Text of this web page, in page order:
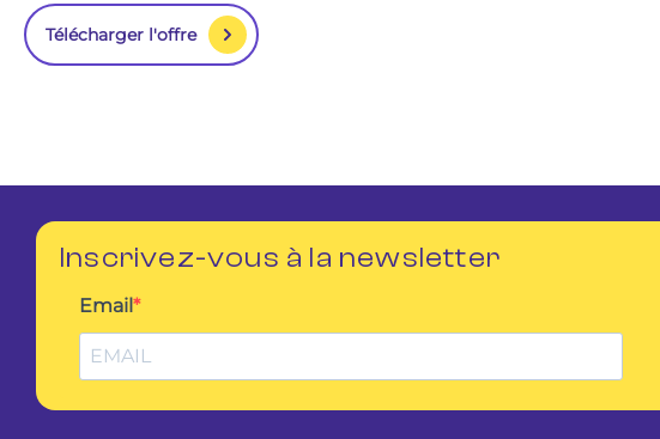
Télécharger l'offre
Inscrivez-vous à la newsletter
Email